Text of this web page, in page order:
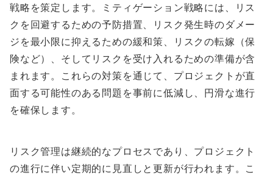
戦略を策定します。ミティゲーション戦略には、リス
クを回避するための予防措置、リスク発生時のダメー
ジを最小限に抑えるための緩和策、リスクの転嫁（保
険など）、そしてリスクを受け入れるための準備が含
まれます。これらの対策を通じて、プロジェクトが直
面する可能性のある問題を事前に低減し、円滑な進行
を確保します。
リスク管理は継続的なプロセスであり、プロジェクト
の進行に伴い定期的に見直しと更新が行われます。こ